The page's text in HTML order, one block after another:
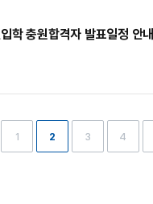
학 충원합격자 발표일정 안내
1 2 3 4